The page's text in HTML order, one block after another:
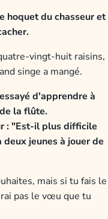
hoquet du chasseur et
vingt-huit raisins,
singe a mangé.
d'apprendre à
la flûte.
: "Est-il plus difficile
jeunes à jouer de
mais si tu fais le
pas le vœu que tu